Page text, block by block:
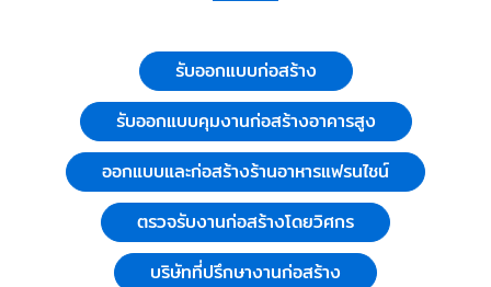
รับออกแบบก่อสร้าง
รับออกแบบคุมงานก่อสร้างอาคารสูง
ออกแบบและก่อสร้างร้านอาหารแฟรนไชน์
ตรวจรับงานก่อสร้างโดยวิศกร
บริษัทที่ปรึกษางานก่อสร้าง